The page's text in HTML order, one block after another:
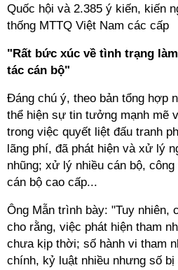
Quốc hội và 2.385 ý kiến, kiến
thống MTTQ Việt Nam các cấp
"Rất bức xúc về tình trạng
tác cán bộ"
Đáng chú ý, theo bản tổng hợp
thể hiện sự tin tưởng mạnh mẽ
trong việc quyết liệt đấu tranh
lãng phí, đã phát hiện và xử lý
nhũng; xử lý nhiều cán bộ,
cán bộ cao cấp...
Ông Mẫn trình bày: "Tuy nhiên,
cho rằng, việc phát hiện tham
chưa kịp thời; số hành vi tham
chính, kỷ luật nhiều nhưng số